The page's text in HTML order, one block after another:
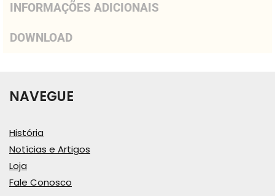
INFORMAÇÕES ADICIONAIS
DOWNLOAD
NAVEGUE
História
Notícias e Artigos
Loja
Fale Conosco